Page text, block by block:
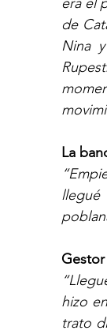
era el
de
Nina
La
llegué
hizo
trato